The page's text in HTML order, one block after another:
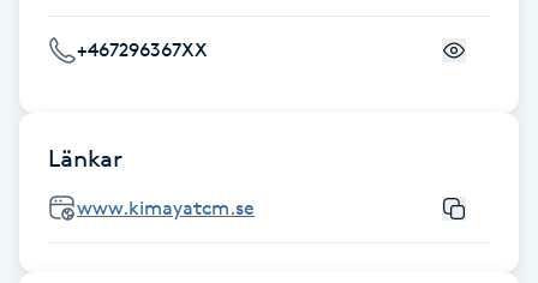
Gellack med förstärkning
Gravidyoga
Gruppträning
+467296367XX
Länkar
www.kimayatcm.se